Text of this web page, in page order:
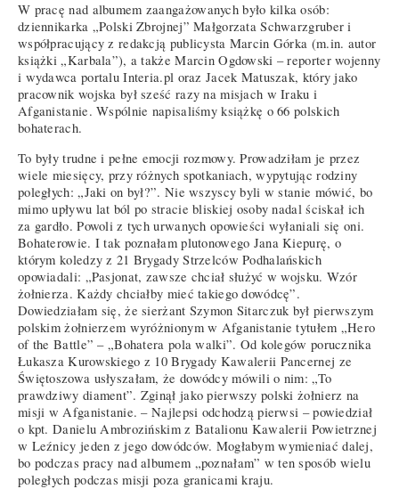
W pracę nad albumem zaangażowanych było kilka osób:
dziennikarka „Polski Zbrojnej” Małgorzata Schwarzgruber i
współpracujący z redakcją publicysta Marcin Górka (m.in. autor
książki „Karbala”), a także Marcin Ogdowski – reporter wojenny
i wydawca portalu Interia.pl oraz Jacek Matuszak, który jako
pracownik wojska był sześć razy na misjach w Iraku i
Afganistanie. Wspólnie napisaliśmy książkę o 66 polskich
bohaterach.
To były trudne i pełne emocji rozmowy. Prowadziłam je przez
wiele miesięcy, przy różnych spotkaniach, wypytując rodziny
poległych: „Jaki on był?”. Nie wszyscy byli w stanie mówić, bo
mimo upływu lat ból po stracie bliskiej osoby nadal ściskał ich
za gardło. Powoli z tych urwanych opowieści wyłaniali się oni.
Bohaterowie. I tak poznałam plutonowego Jana Kiepurę, o
którym koledzy z 21 Brygady Strzelców Podhalańskich
opowiadali: „Pasjonat, zawsze chciał służyć w wojsku. Wzór
żołnierza. Każdy chciałby mieć takiego dowódcę”.
Dowiedziałam się, że sierżant Szymon Sitarczuk był pierwszym
polskim żołnierzem wyróżnionym w Afganistanie tytułem „Hero
of the Battle” – „Bohatera pola walki”. Od kolegów porucznika
Łukasza Kurowskiego z 10 Brygady Kawalerii Pancernej ze
Świętoszowa usłyszałam, że dowódcy mówili o nim: „To
prawdziwy diament”. Zginął jako pierwszy polski żołnierz na
misji w Afganistanie. – Najlepsi odchodzą pierwsi – powiedział
o kpt. Danielu Ambrozińskim z Batalionu Kawalerii Powietrznej
w Leźnicy jeden z jego dowódców. Mogłabym wymieniać dalej,
bo podczas pracy nad albumem „poznałam” w ten sposób wielu
poległych podczas misji poza granicami kraju.